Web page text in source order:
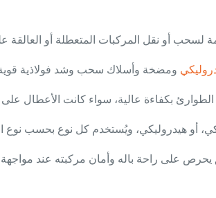
لسحب أو نقل المركبات المتعطلة أو العالقة
ومضخة وأسلاك سحب وشد فولاذية
بكفاءة عالية، سواء كانت الأعطال
أو هيدروليكي، ويُستخدم كل نوع بحسب نوع
على راحة باله وأمان مركبته عند